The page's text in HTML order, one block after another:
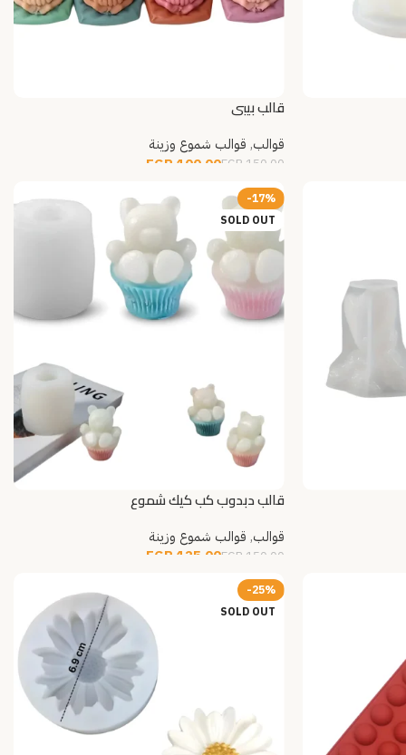
قالب بيبي
قوالب, قوالب شموع وزينة
150.00
EGP
100.00
EGP
إضافة إلى السلة
-17%
SOLD OUT
قالب دبدوب كب كيك شموع
قوالب, قوالب شموع وزينة
150.00
EGP
125.00
EGP
قراءة المزيد
-25%
SOLD OUT